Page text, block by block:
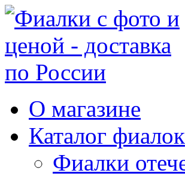
О магазине
Каталог фиалок
Фиалки